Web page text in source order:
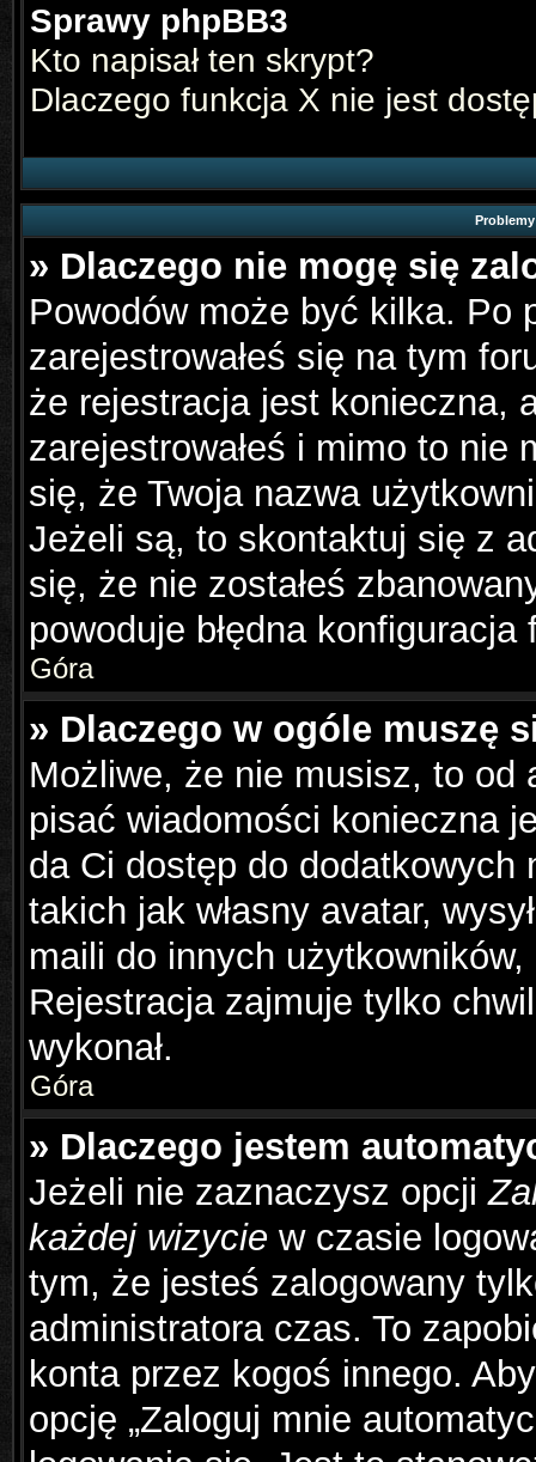
Sprawy phpBB3
Kto napisał ten skrypt?
Dlaczego funkcja X nie jest
» Dlaczego nie mogę się
Powodów może być kilka. Po
zarejestrowałeś się na tym
że rejestracja jest konieczna,
zarejestrowałeś i mimo to nie
się, że Twoja nazwa
Jeżeli są, to skontaktuj się z
się, że nie zostałeś
powoduje błędna konfiguracja
Góra
» Dlaczego w ogóle muszę
Możliwe, że nie musisz, to od
pisać wiadomości konieczna
da Ci dostęp do
takich jak własny avatar,
maili do innych
Rejestracja zajmuje tylko
wykonał.
Góra
» Dlaczego jestem
Jeżeli nie zaznaczysz opcji
każdej wizycie w czasie
tym, że jesteś zalogowany
administratora czas. To
konta przez kogoś innego.
opcję „Zaloguj mnie